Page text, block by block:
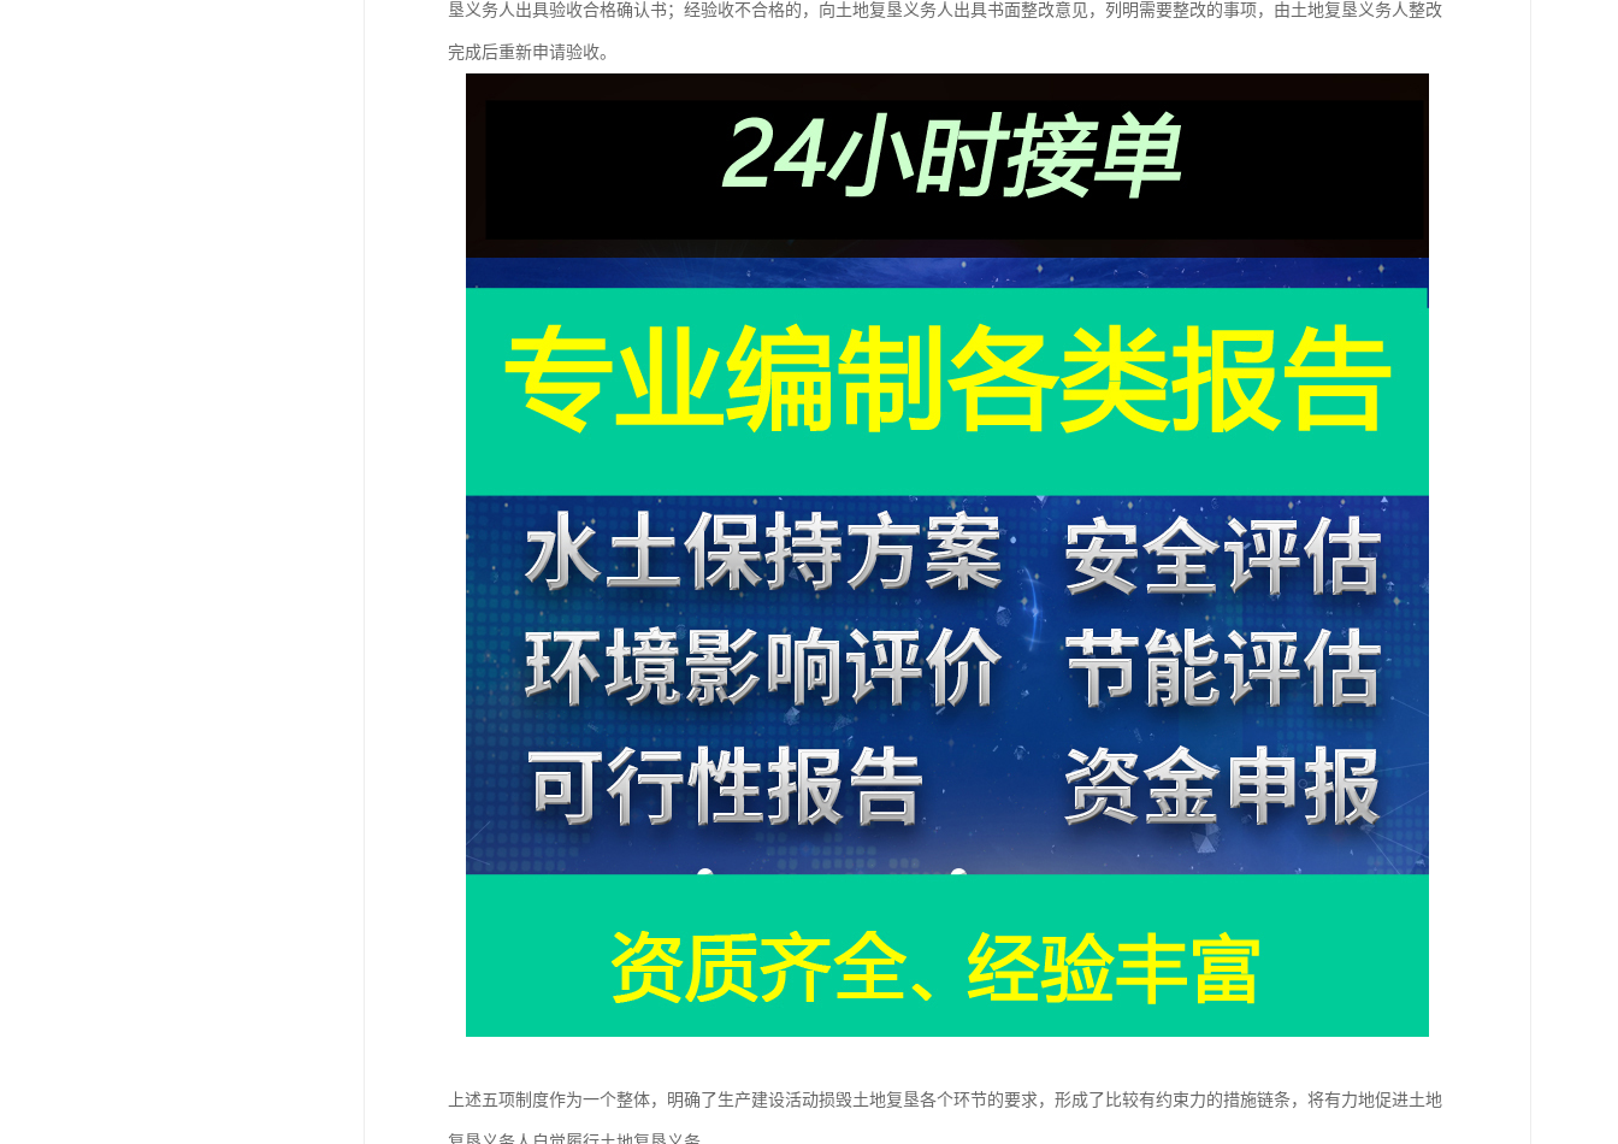
垦义务人出具验收合格确认书；经验收不合格的，向土地复垦义务人出具书面整改意见，列明需要整改的事项，由土地复垦义务人整改
完成后重新申请验收。
上述五项制度作为一个整体，明确了生产建设活动损毁土地复垦各个环节的要求，形成了比较有约束力的措施链条，将有力地促进土地